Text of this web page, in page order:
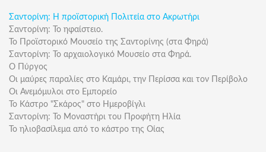
Σαντορίνη: Η προϊστορική Πολιτεία στο Ακρωτήρι
Σαντορίνη: Το ηφαίστειο.
Το Προϊστορικό Μουσείο της Σαντορίνης (στα Φηρά)
Σαντορίνη: Το αρχαιολογικό Μουσείο στα Φηρά.
Ο Πύργος
Οι μαύρες παραλίες στο Καμάρι, την Περίσσα και τον Περίβολο
Οι Ανεμόμυλοι στο Εμπορείο
Το Κάστρο "Σκάρος" στο Ημεροβίγλι
Σαντορίνη: Το Μοναστήρι του Προφήτη Ηλία
Το ηλιοβασίλεμα από το κάστρο της Οίας